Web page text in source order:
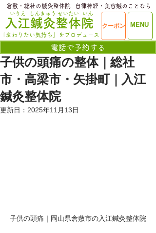
ME
​入江鍼灸整体院
いりえ
MENU
クーポン
電話で予約する
せいたい
しんきゅう いん
「変わりたい気持ち」をプロデュース
​倉敷・総社の鍼灸整体院 ​自律神経・美容鍼のことなら
子供の頭痛の整体｜総社
市・高梁市・矢掛町｜入江
鍼灸整体院
更新日： 2025年11月13日
子供の頭痛｜岡山県倉敷市の入江鍼灸整体院